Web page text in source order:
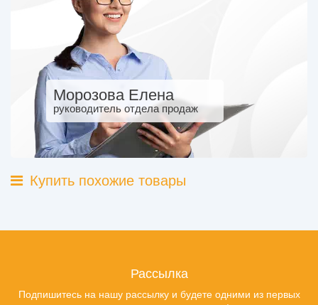
Морозова Елена
руководитель отдела продаж
Купить похожие товары
Рассылка
Подпишитесь на нашу рассылку и будете одними из первых